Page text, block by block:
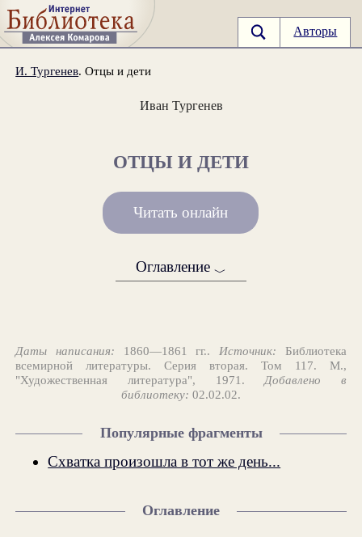
Авторы
И. Тургенев. Отцы и дети
Иван Тургенев
ОТЦЫ И ДЕТИ
Читать онлайн
Оглавление ﹀
Даты написания: 1860—1861 гг.. Источник: Библиотека
всемирной литературы. Серия вторая. Том 117. М.,
"Художественная литература", 1971. Добавлено в
библиотеку: 02.02.02.
Популярные фрагменты
Схватка произошла в тот же день...
Оглавление